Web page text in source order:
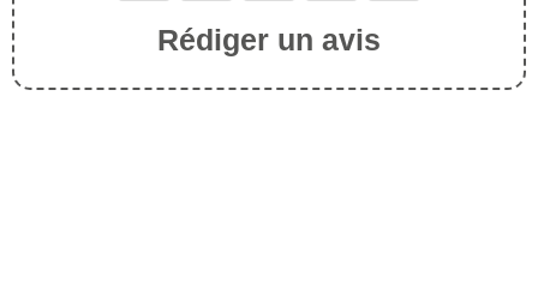
Rédiger un avis